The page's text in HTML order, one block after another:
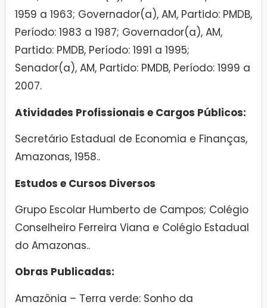
1959 a 1963; Governador(a), AM, Partido: PMDB,
Período: 1983 a 1987; Governador(a), AM,
Partido: PMDB, Período: 1991 a 1995;
Senador(a), AM, Partido: PMDB, Período: 1999 a
2007.
Atividades Profissionais e Cargos Públicos:
Secretário Estadual de Economia e Finanças,
Amazonas, 1958..
Estudos e Cursos Diversos
Grupo Escolar Humberto de Campos; Colégio
Conselheiro Ferreira Viana e Colégio Estadual
do Amazonas..
Obras Publicadas:
Amazônia – Terra verde: Sonho da